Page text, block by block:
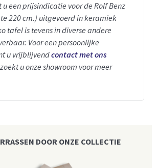
een prijsindicatie voor de Rolf Benz
220 cm.) uitgevoerd in keramiek
tafel is tevens in diverse andere
Voor een persoonlijke
u vrijblijvendcontact met ons
u onze showroom voor meer
DOOR ONZE COLLECTIE